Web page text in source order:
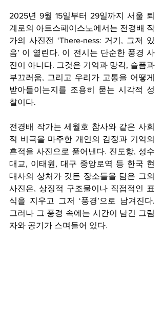
2025년 9월 15일부터 29일까지 서울 퇴
계로의 아트스페이스노에서는 전경배 작
가의 사진전 ‘There-ness: 거기, 그저 있
음’ 이 열린다. 이 전시는 단순한 풍경 사
진이 아니다. 그것은 기억과 망각, 슬픔과
부끄러움, 그리고 우리가 고통을 어떻게
받아들이는지를 조용히 묻는 시각적 성
찰이다.
전경배 작가는 세월호 참사와 같은 사회
적 비극을 마주한 개인의 감정과 기억의
흔적을 사진으로 풀어낸다. 진도항, 성수
대교, 이태원, 대구 중앙로역 등 한국 현
대사의 상처가 깃든 장소들을 담은 그의
사진은, 상징적 구조물이나 직접적인 표
식을 지우고 그저 ‘풍경’으로 남겨진다.
그러나 그 풍경 속에는 시간이 남긴 그림
자와 공기가 스며들어 있다.